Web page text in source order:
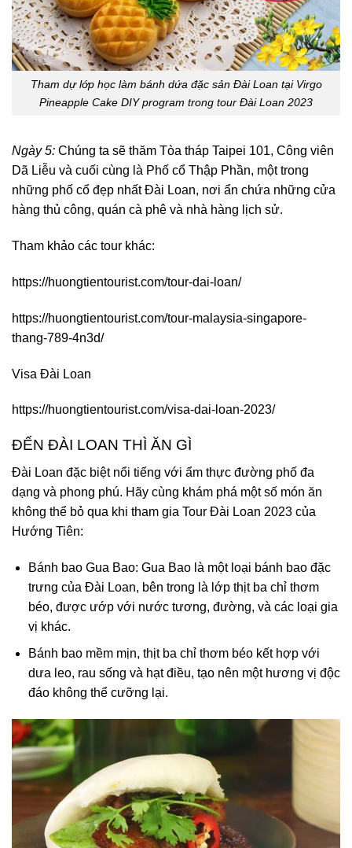
Tham dự lớp học làm bánh dứa đặc sản Đài Loan tại Virgo
Pineapple Cake DIY program trong tour Đài Loan 2023
Ngày 5: Chúng ta sẽ thăm Tòa tháp Taipei 101, Công viên
Dã Liễu và cuối cùng là Phố cổ Thập Phần, một trong
những phố cổ đẹp nhất Đài Loan, nơi ẩn chứa những cửa
hàng thủ công, quán cà phê và nhà hàng lịch sử.
Tham khảo các tour khác:
https://huongtientourist.com/tour-dai-loan/
https://huongtientourist.com/tour-malaysia-singapore-
thang-789-4n3d/
Visa Đài Loan
https://huongtientourist.com/visa-dai-loan-2023/
ĐẾN ĐÀI LOAN THÌ ĂN GÌ
Đài Loan đặc biệt nổi tiếng với ẩm thực đường phố đa
dạng và phong phú. Hãy cùng khám phá một số món ăn
không thể bỏ qua khi tham gia Tour Đài Loan 2023 của
Hướng Tiên:
Bánh bao Gua Bao: Gua Bao là một loại bánh bao đặc
trưng của Đài Loan, bên trong là lớp thịt ba chỉ thơm
béo, được ướp với nước tương, đường, và các loại gia
vị khác.
Bánh bao mềm mịn, thịt ba chỉ thơm béo kết hợp với
dưa leo, rau sống và hạt điều, tạo nên một hương vị độc
đáo không thể cưỡng lại.